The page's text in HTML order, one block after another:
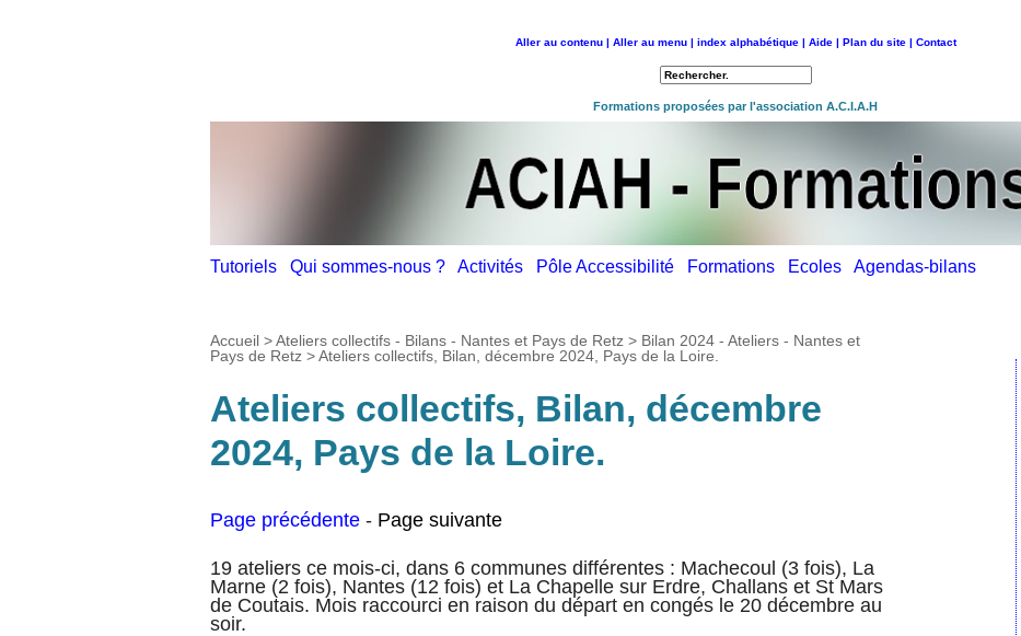
Aller au contenu | Aller au menu | index alphabétique | Aide | Plan du site | Contact
Formations proposées par l'association A.C.I.A.H
Tutoriels Qui sommes-nous ? Activités Pôle Accessibilité Formations Ecoles Agendas-bilans
Accueil >Ateliers collectifs - Bilans - Nantes et Pays de Retz > Bilan 2024 - Ateliers - Nantes et
Pays de Retz >Ateliers collectifs, Bilan, décembre 2024, Pays de la Loire.
Ateliers collectifs, Bilan, décembre
2024, Pays de la Loire.
Page précédente - Page suivante
19 ateliers ce mois-ci, dans 6 communes différentes : Machecoul (3 fois), La
Marne (2 fois), Nantes (12 fois) et La Chapelle sur Erdre, Challans et St Mars
de Coutais. Mois raccourci en raison du départ en congés le 20 décembre au
soir.